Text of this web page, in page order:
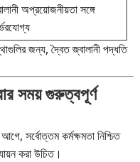
অপ্রয়োজনীয়তা সঙ্গে
জন্য, দ্বৈত জ্বালানী পদ্ধতি
সময় গুরুত্বপূর্ণ
আগে, সর্বোত্তম কর্মক্ষমতা নিশ্চিত
করা উচিত।